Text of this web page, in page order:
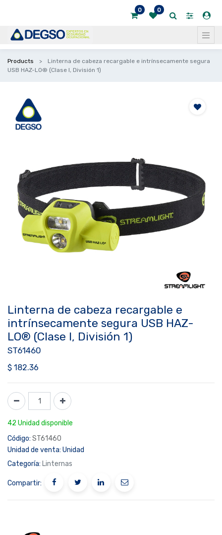
0 0
Products
Linterna de cabeza recargable e intrínsecamente segura
USB HAZ-LO® (Clase I, División 1)
Linterna de cabeza recargable e
intrínsecamente segura USB HAZ-
LO® (Clase I, División 1)
ST61460
$ 182.36
42 Unidad disponible
Código: ST61460
Unidad de venta: Unidad
Categoría: Linternas
Compartir: